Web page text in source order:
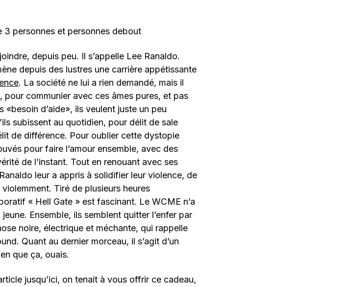
depuis peu. Il s’appelle Lee Ranaldo.
depuis des lustres une carrière appétissante
. La société ne lui a rien demandé, mais il
pour communier avec ces âmes pures, et pas
«besoin d’aide», ils veulent juste un peu
subissent au quotidien, pour délit de sale
de différence. Pour oublier cette dystopie
pour faire l’amour ensemble, avec des
de l’instant. Tout en renouant avec ses
leur a appris à solidifier leur violence, de
Tiré de plusieurs heures
« Hell Gate » est fascinant. Le WCME n’a
Ensemble, ils semblent quitter l’enfer par
noire, électrique et méchante, qui rappelle
Quant au dernier morceau, il s’agit d’un
que ça, ouais.
jusqu’ici, on tenait à vous offrir ce cadeau,